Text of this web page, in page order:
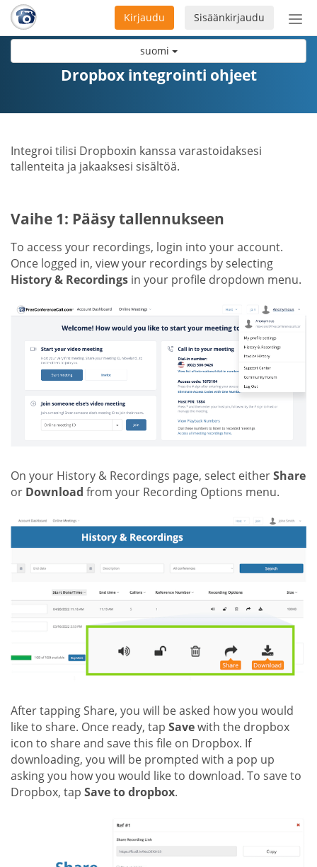
suomi
Sisäänkirjaudu
Kirjaudu
Dropbox integrointi ohjeet
Integroi tilisi Dropboxin kanssa varastoidaksesi
tallenteita ja jakaaksesi sisältöä.
Vaihe 1: Pääsy tallennukseen
To access your recordings, login into your account.
Once logged in, view your recordings by selecting
History & Recordings in your profile dropdown menu.
On your History & Recordings page, select eitherShare
or Download from your Recording Options menu.
After tapping Share, you will be asked how you would
like to share. Once ready, tap Savewith the dropbox
icon to share and save this file on Dropbox. If
downloading, you will be prompted with a pop up
asking you how you would like to download. To save to
Dropbox, tap Save to dropbox.